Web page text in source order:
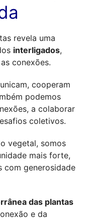
revela uma
interligados,
conexões.
cooperam
podemos
a colaborar
coletivos.
vegetal, somos
mais forte,
com generosidade
das plantas
e da